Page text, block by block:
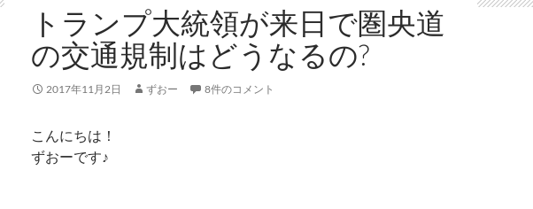
トランプ大統領が来日で圏央道
の交通規制はどうなるの?
2017年11月2日 ずおー 8件のコメント
こんにちは！
ずおーです♪